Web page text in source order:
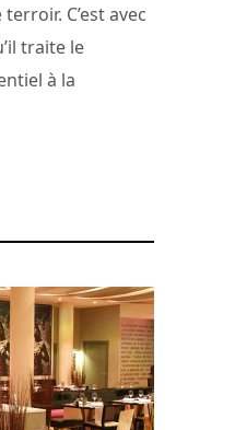
C’est avec
traite le
à la